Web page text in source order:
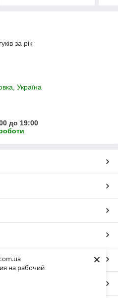
на рабочий
×
за рік
Україна
до 19:00